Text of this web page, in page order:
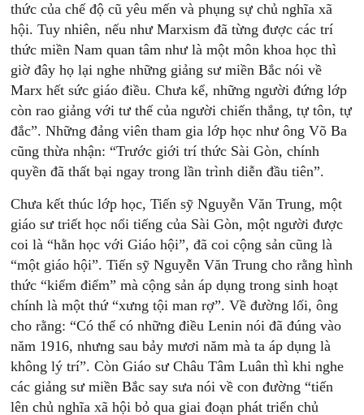
thức của chế độ cũ yêu mến và phụng sự chủ nghĩa xã
hội. Tuy nhiên, nếu như Marxism đã từng được các trí
thức miền Nam quan tâm như là một môn khoa học thì
giờ đây họ lại nghe những giảng sư miền Bắc nói về
Marx hết sức giáo điều. Chưa kể, những người đứng lớp
còn rao giảng với tư thế của người chiến thắng, tự tôn, tự
đắc”. Những đảng viên tham gia lớp học như ông Võ Ba
cũng thừa nhận: “Trước giới trí thức Sài Gòn, chính
quyền đã thất bại ngay trong lần trình diễn đầu tiên”.
Chưa kết thúc lớp học, Tiến sỹ Nguyễn Văn Trung, một
giáo sư triết học nổi tiếng của Sài Gòn, một người được
coi là “hằn học với Giáo hội”, đã coi cộng sản cũng là
“một giáo hội”. Tiến sỹ Nguyễn Văn Trung cho rằng hình
thức “kiểm điểm” mà cộng sản áp dụng trong sinh hoạt
chính là một thứ “xưng tội man rợ”. Về đường lối, ông
cho rằng: “Có thể có những điều Lenin nói đã đúng vào
năm 1916, nhưng sau bảy mươi năm mà ta áp dụng là
không lý trí”. Còn Giáo sư Châu Tâm Luân thì khi nghe
các giảng sư miền Bắc say sưa nói về con đường “tiến
lên chủ nghĩa xã hội bỏ qua giai đoạn phát triển chủ